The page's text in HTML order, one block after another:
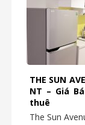
THE SUN
NT – Giá
thuê
The Sun